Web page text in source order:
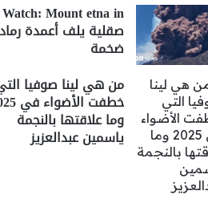
Watch: Mount etna in
صقلية يلف أعمدة رماد
ضخمة
من هي لينا صوفيا
خطفت
وما علاقتها بالنجمة
ياسمين عبدالعزيز